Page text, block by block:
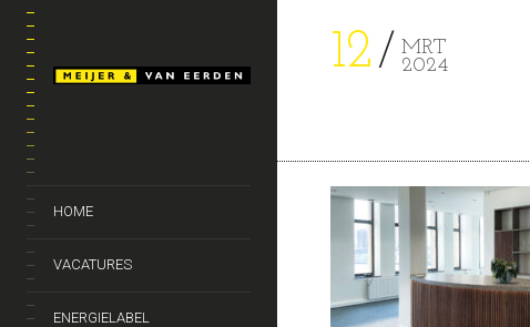
HOME
VACATURES
ENERGIELABEL
12
MRT
2024